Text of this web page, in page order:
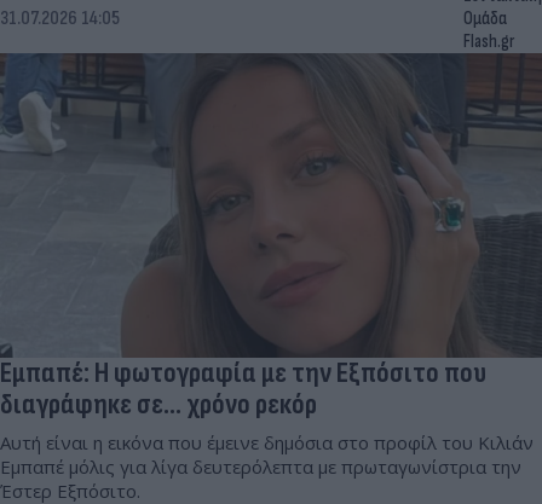
31.07.2026 14:05
Ομάδα
Flash.gr
Εμπαπέ: Η φωτογραφία με την Εξπόσιτο που
διαγράφηκε σε... χρόνο ρεκόρ
Αυτή είναι η εικόνα που έμεινε δημόσια στο προφίλ του Κιλιάν
Εμπαπέ μόλις για λίγα δευτερόλεπτα με πρωταγωνίστρια την
Έστερ Εξπόσιτο.